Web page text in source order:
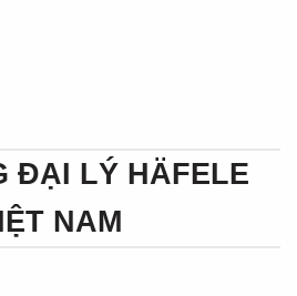
ĐẠI LÝ HÄFELE
NAM